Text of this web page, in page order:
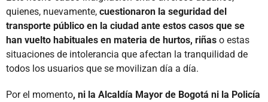
quienes, nuevamente, cuestionaron la seguridad del
transporte público en la ciudad ante estos casos que se
han vuelto habituales en materia de hurtos, riñas o estas
situaciones de intolerancia que afectan la tranquilidad de
todos los usuarios que se movilizan día a día.
Por el momento, ni la Alcaldía Mayor de Bogotá ni la Policía